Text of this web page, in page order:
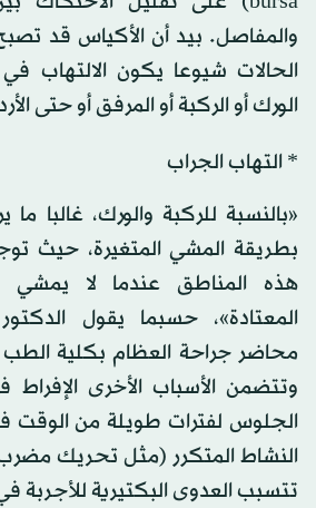
والمفاصل. بيد أن الأكياس قد
الحالات شيوعا يكون الالتهاب
الورك أو الركبة أو المرفق أو حتى
* التهاب الجراب
«بالنسبة للركبة والورك، غالبا ما
بطريقة المشي المتغيرة، حيث
هذه المناطق عندما لا يمشي
المعتادة»، حسبما يقول
محاضر جراحة العظام بكلية
وتتضمن الأسباب الأخرى
الجلوس لفترات طويلة من
النشاط المتكرر (مثل تحريك
تتسبب العدوى البكتيرية